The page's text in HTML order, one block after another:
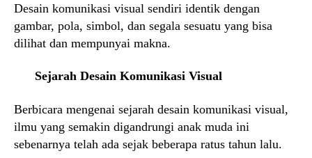
Desain komunikasi visual sendiri identik dengan
gambar, pola, simbol, dan segala sesuatu yang bisa
dilihat dan mempunyai makna.
Sejarah Desain Komunikasi Visual
Berbicara mengenai sejarah desain komunikasi visual,
ilmu yang semakin digandrungi anak muda ini
sebenarnya telah ada sejak beberapa ratus tahun lalu.